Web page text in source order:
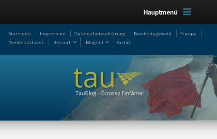
Hauptmenü
Startseite Impressum Datenschutzerklärung Bundestagswahl
Europa
Niedersachsen
Ressort Blogroll Archiv